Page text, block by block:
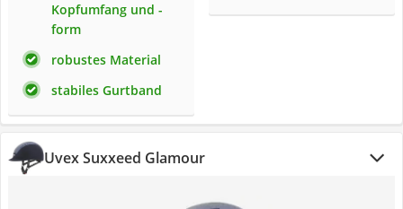
Kopfumfang und -
form
robustes Material
stabiles Gurtband
Uvex Suxxeed Glamour